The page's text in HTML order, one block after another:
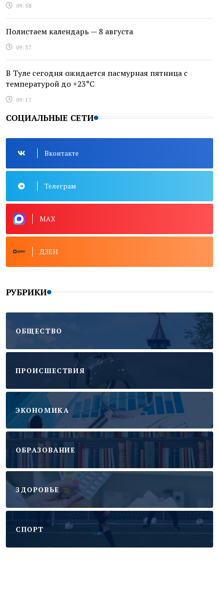
09:58
Полистаем календарь — 8 августа
09:37
В Туле сегодня ожидается пасмурная пятница с
температурой до +23°С
09:17
СОЦИАЛЬНЫЕ СЕТИ
Вконтакте
Телеграм
MAX
ДЗЕН
РУБРИКИ
ОБЩЕСТВО
ПРОИСШЕСТВИЯ
ЭКОНОМИКА
ОБРАЗОВАНИЕ
ЗДОРОВЬЕ
CПОРТ